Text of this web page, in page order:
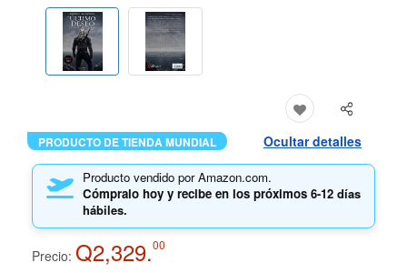
PRODUCTO DE TIENDA MUNDIAL Ocultar detalles
Producto vendido por Amazon.com.
Cómpralo hoy y recibe en los próximos 6-12 días
hábiles.
Precio: Q2,329.00